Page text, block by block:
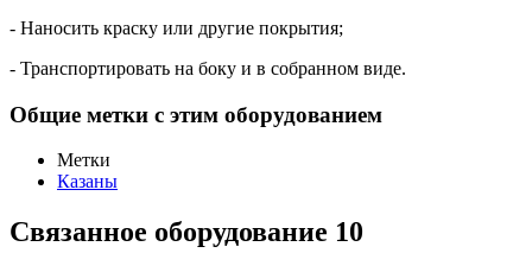
- Наносить краску или другие покрытия;
- Транспортировать на боку и в собранном виде.
Общие метки с этим оборудованием
Метки
Казаны
Связанное оборудование 10